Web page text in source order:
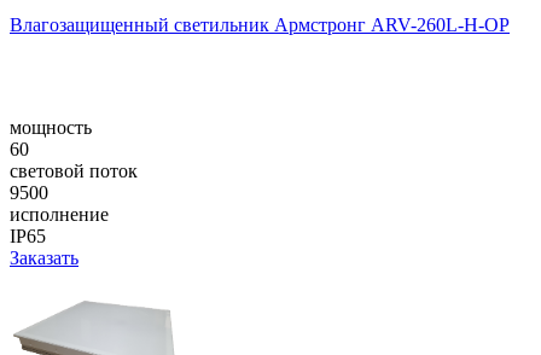
Влагозащищенный светильник Армстронг ARV-260L-H-OP
мощность
60
световой поток
9500
исполнение
IP65
Заказать